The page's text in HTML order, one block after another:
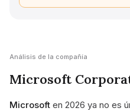
Análisis de la compañía
Microsoft
Microsoft en 2026 ya no es